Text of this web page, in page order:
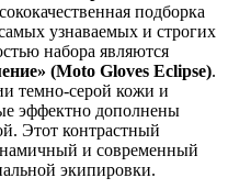
подборка
узнаваемых и строгих
набора являются
(Moto Gloves Eclipse).
темно-серой кожи и
эффектно дополнены
Этот контрастный
и современный
экипировки.